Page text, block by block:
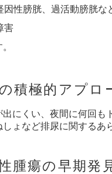
因性膀胱、過活動膀胱な
害
積極的アプロ
にくい、夜間に何回も
ょなど排尿に関するあ
腫瘍の早期発